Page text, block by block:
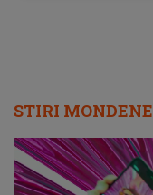
STIRI MONDENE